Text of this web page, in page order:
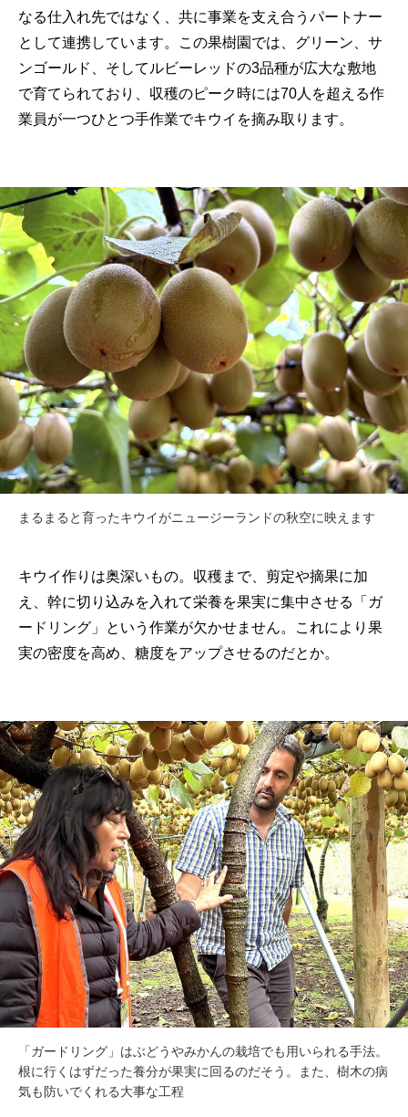
なる仕入れ先ではなく、共に事業を支え合うパートナー
として連携しています。この果樹園では、グリーン、サ
ンゴールド、そしてルビーレッドの3品種が広大な敷地
で育てられており、収穫のピーク時には70人を超える作
業員が一つひとつ手作業でキウイを摘み取ります。
まるまると育ったキウイがニュージーランドの秋空に映えます
キウイ作りは奥深いもの。収穫まで、剪定や摘果に加
え、幹に切り込みを入れて栄養を果実に集中させる「ガ
ードリング」という作業が欠かせません。これにより果
実の密度を高め、糖度をアップさせるのだとか。
「ガードリング」はぶどうやみかんの栽培でも用いられる手法。
根に行くはずだった養分が果実に回るのだそう。また、樹木の病
気も防いでくれる大事な工程